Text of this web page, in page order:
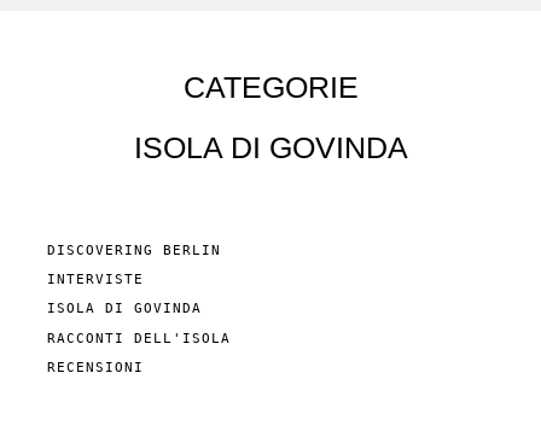
CATEGORIE
ISOLA DI GOVINDA
DISCOVERING BERLIN
INTERVISTE
ISOLA DI GOVINDA
RACCONTI DELL'ISOLA
RECENSIONI